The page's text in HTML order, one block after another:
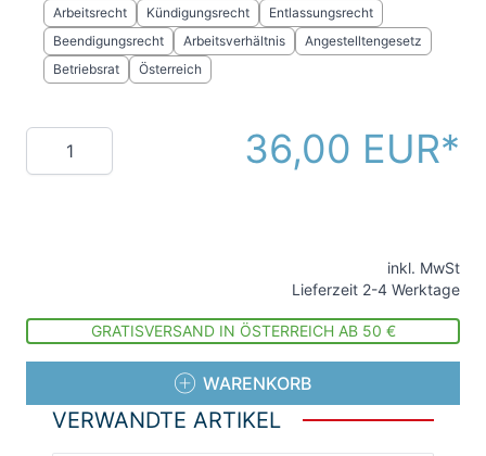
Arbeitsrecht Kündigungsrecht
Entlassungsrecht
Beendigungsrecht
Arbeitsverhältnis
Angestelltengesetz
Betriebsrat
Österreich
Menge 36,00 EUR
inkl. MwSt
Lieferzeit 2-4 Werktage
GRATISVERSAND IN ÖSTERREICH AB 50 €
WARENKORB
VERWANDTE ARTIKEL